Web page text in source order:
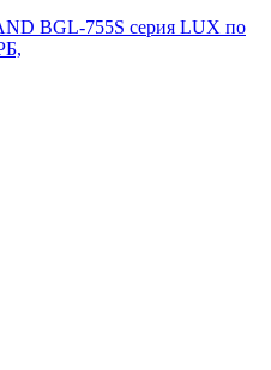
BGL-755S серия LUX по